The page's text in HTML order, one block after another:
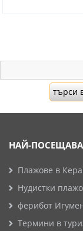
НАЙ-
Плажове в
Нудистки
ферибот
Термини в